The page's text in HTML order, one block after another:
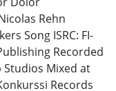
Rehn
Song ISRC: FI-
Recorded
Studios Mixed at
Records